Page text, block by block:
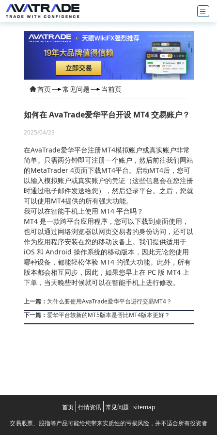
首页 常见问题 当前页
如何在 AvaTrade爱华平台开设 MT4 交易账户？
2025/04/23
在AvaTrade爱华平台注册MT4模拟账户或真实账户非常
简单。只需两分钟即可注册一个账户，然后前往我们网站
的MetaTrader 4页面下载MT4平台。启动MT4后，您可
以输入模拟账户或真实账户的凭证（这些信息会在您注册
时通过电子邮件发送给您），然后登录平台。之后，您就
可以使用MT4提供的所有强大功能。
我可以在智能手机上使用 MT4 平台吗？
MT4 是一款跨平台应用程序，您可以下载到桌面使用，
也可以通过网络浏览器以网页交易者的身份访问，还可以
作为应用程序安装在您的移动设备上。我们提供适用于
iOS 和 Android 操作系统的移动版本，因此无论您使用
哪种设备，都能轻松体验 MT4 的强大功能。此外，所有
版本都会相互同步，因此，如果您早上在 PC 版 MT4 上
下单，当天晚些时候就可以在智能手机上进行修改。
上一篇： 为什么要使用AvaTrade爱华平台进行交易MT4？
下一篇： 爱华平台较新的MT5版本是否比MT4版本更好？
首页 行情资讯 常见问题 sitemap
交易股票、股指等产品可能给您带来实质性的亏损风险，并不适合所有投资者